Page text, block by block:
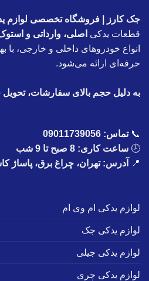
جک کارز | فروشگاه تخصصی لوازم
قطعات یدکی اصلی، وارداتی و
انواع خودروهای داخلی و خارجی، با
حرفه‌ای ارائه می‌شود.
به دلیل حجم بالای سفارشات،
📞تماس: 09011739056
🕗 ساعت کاری: 8 صبح تا 9 شب
📍
آدرس: تهران، چراغ برق، پاساژ
لوازم یدکی ام وی ام
لوازم یدکی جک
لوازم یدکی جیلی
لوازم یدکی چری